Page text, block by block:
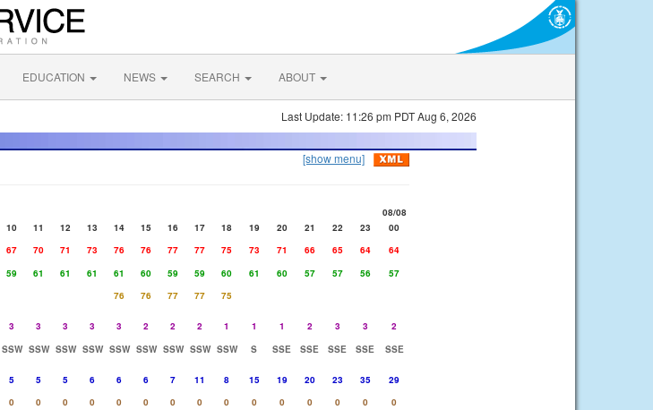
EDUCATION NEWS SEARCH ABOUT
Last Update: 11:26 pm PDT Aug 6, 2026
[show menu]
08/08
10 11 12 13 14 15 16 17 18 19 20 21 22 23
00
67 70 71 73 76 76 77 77 75 73 71 66 65 64
64
59 61 61 61 61 60 59 59 60 61 60 57 57 56
57
76 76 77 77
75
3 3 3 3 3 2 2 2 1 1 1 2 3 3
2
SSW SSW SSW SSW SSW SSW SSW SSW SSW S SSE SSE SSE SSE
SSE
5 5 5 6 6 6 7 11 8 15 19 20 23 35
29
0 0 0 0 0 0 0 0 0 0 0 0 0 0
0